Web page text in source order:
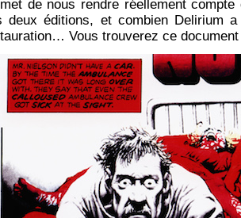
de nous rendre réellement
deux éditions, et combien Delirium
Vous trouverez ce